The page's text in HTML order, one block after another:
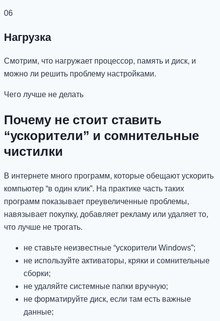
06
Нагрузка
Смотрим, что нагружает процессор, память и диск, и
можно ли решить проблему настройками.
Чего лучше не делать
Почему не стоит ставить
“ускорители” и сомнительные
чистилки
В интернете много программ, которые обещают ускорить
компьютер “в один клик”. На практике часть таких
программ показывает преувеличенные проблемы,
навязывает покупку, добавляет рекламу или удаляет то,
что лучше не трогать.
не ставьте неизвестные “ускорители Windows”;
не используйте активаторы, кряки и сомнительные
сборки;
не удаляйте системные папки вручную;
не форматируйте диск, если там есть важные
данные;